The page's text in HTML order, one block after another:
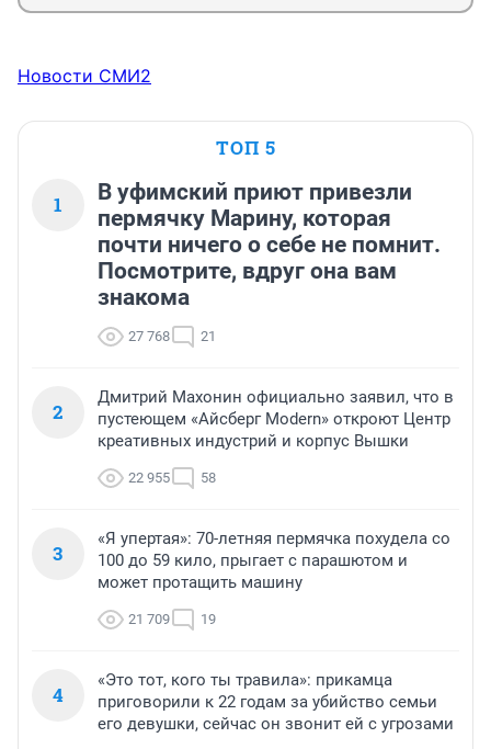
Новости СМИ2
ТОП 5
1
В уфимский приют привезли
пермячку Марину, которая
почти ничего о себе не помнит.
Посмотрите, вдруг она вам
знакома
27 768 21
2
Дмитрий Махонин официально заявил, что в
пустеющем «Айсберг Modern» откроют Центр
креативных индустрий и корпус Вышки
22 955 58
3
«Я упертая»: 70-летняя пермячка похудела со
100 до 59 кило, прыгает с парашютом и
может протащить машину
21 709 19
4
«Это тот, кого ты травила»: прикамца
приговорили к 22 годам за убийство семьи
его девушки, сейчас он звонит ей с угрозами